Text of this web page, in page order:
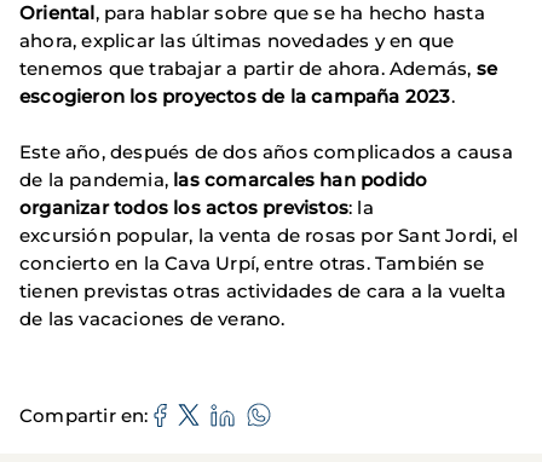
Oriental, para hablar sobre que se ha hecho hasta
ahora, explicar las últimas novedades y en que
tenemos que trabajar a partir de ahora. Además, se
escogieron los proyectos de la campaña 2023.
Este año, después de dos años complicados a causa
de la pandemia, las comarcales han podido
organizar todos los actos previstos: la
excursión popular, la venta de rosas por Sant Jordi, el
concierto en la Cava Urpí, entre otras. También se
tienen previstas otras actividades de cara a la vuelta
de las vacaciones de verano.
Compartir en